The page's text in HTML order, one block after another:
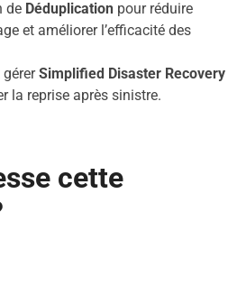
de Déduplication pour réduire
et améliorer l’efficacité des
gérerSimplified Disaster Recovery
la reprise après sinistre.
cette